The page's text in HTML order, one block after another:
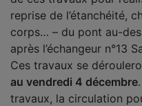
reprise de l’étanchéité,
corps… – du pont au-
après l’échangeur n°13
Ces travaux se
au vendredi 4 décembre
travaux, la circulation